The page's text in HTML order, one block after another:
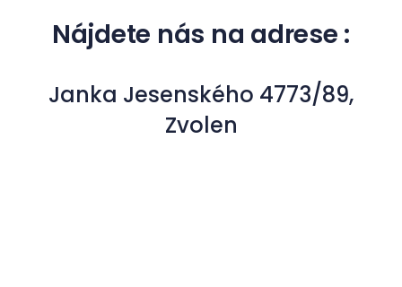
Nájdete nás na adrese :
Janka Jesenského 4773/89,
Zvolen